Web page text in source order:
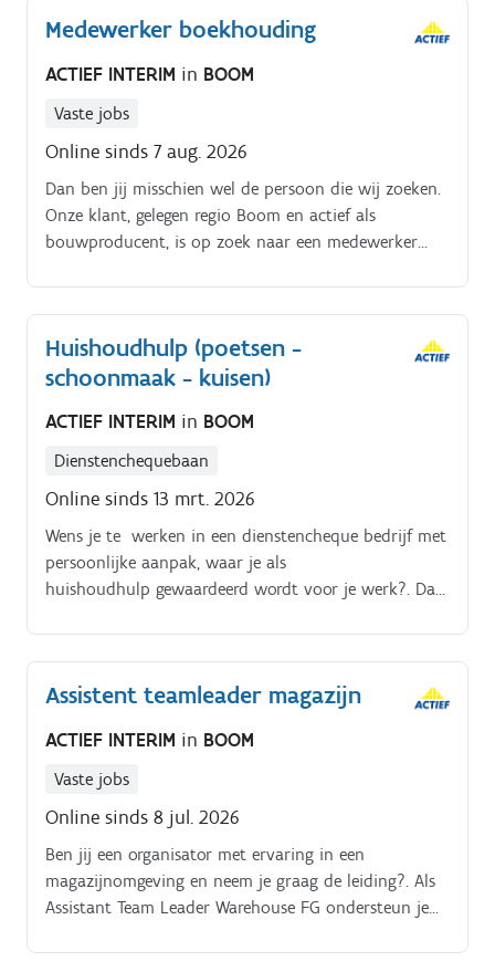
Medewerker boekhouding
ACTIEF INTERIM in BOOM
Vaste jobs
Online sinds 7 aug. 2026
Dan ben jij misschien wel de persoon die wij zoeken.
Onze klant, gelegen regio Boom en actief als
bouwproducent, is op zoek naar een medewerker
Huishoudhulp (poetsen -
schoonmaak - kuisen)
ACTIEF INTERIM in BOOM
Dienstenchequebaan
Online sinds 13 mrt. 2026
Wens je te werken in een dienstencheque bedrijf met
persoonlijke aanpak, waar je als
huishoudhulp gewaardeerd wordt voor je werk?. Dan
of diploma ben je welkom Er wordt rekening
gehouden met je woonplaats, want je werkt dicht bij
Je anciënniteit wordt meegenomen Ook zonder
ervaring of diploma ben je welkom.
Assistent teamleader magazijn
ACTIEF INTERIM in BOOM
Vaste jobs
Online sinds 8 jul. 2026
Ben jij een organisator met ervaring in een
magazijnomgeving en neem je graag de leiding?. Als
Assistant Team Leader Warehouse FG ondersteun je
magazijn. Je stuurt het team aan, bewaakt de